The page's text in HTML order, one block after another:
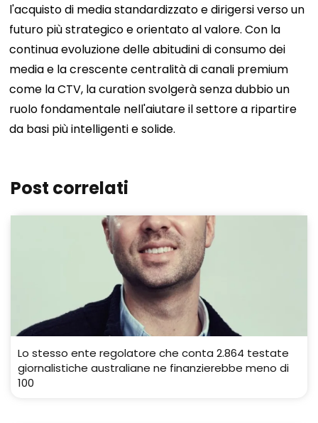
l'acquisto di media standardizzato e dirigersi verso un
futuro più strategico e orientato al valore. Con la
continua evoluzione delle abitudini di consumo dei
media e la crescente centralità di canali premium
come la CTV, la curation svolgerà senza dubbio un
ruolo fondamentale nell'aiutare il settore a ripartire
da basi più intelligenti e solide.
Post correlati
Lo stesso ente regolatore che conta 2.864 testate
giornalistiche australiane ne finanzierebbe meno di
100